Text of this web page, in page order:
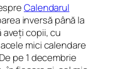
Calendarul
inversă până la
aveți copii, cu
mici calendare
pe 1 decembrie